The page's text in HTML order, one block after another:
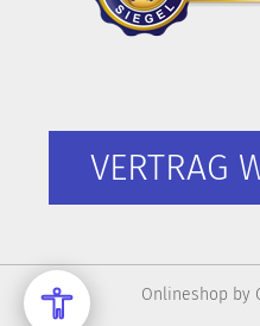
VERTRAG
Onlineshop by